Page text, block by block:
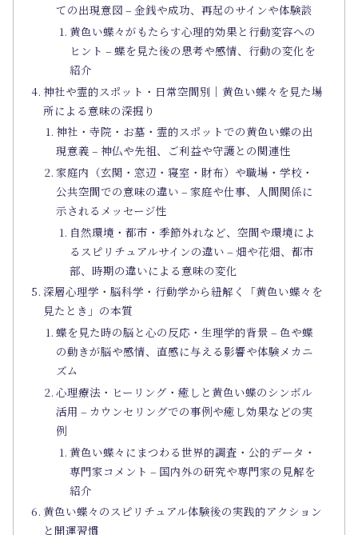
ての出現意図 – 金銭や成功、再起のサインや体験談
黄色い蝶々がもたらす心理的効果と行動変容への
ヒント – 蝶を見た後の思考や感情、行動の変化を
紹介
神社や霊的スポット・日常空間別｜黄色い蝶々を見た場
所による意味の深掘り
神社・寺院・お墓・霊的スポットでの黄色い蝶の出
現意義 – 神仏や先祖、ご利益や守護との関連性
家庭内（玄関・窓辺・寝室・財布）や職場・学校・
公共空間での意味の違い – 家庭や仕事、人間関係に
示されるメッセージ性
自然環境・都市・季節外れなど、空間や環境によ
るスピリチュアルサインの違い – 畑や花畑、都市
部、時期の違いによる意味の変化
深層心理学・脳科学・行動学から紐解く「黄色い蝶々を
見たとき」の本質
蝶を見た時の脳と心の反応・生理学的背景 – 色や蝶
の動きが脳や感情、直感に与える影響や体験メカニ
ズム
心理療法・ヒーリング・癒しと黄色い蝶のシンボル
活用 – カウンセリングでの事例や癒し効果などの実
例
黄色い蝶々にまつわる世界的調査・公的データ・
専門家コメント – 国内外の研究や専門家の見解を
紹介
黄色い蝶々のスピリチュアル体験後の実践的アクション
と開運習慣